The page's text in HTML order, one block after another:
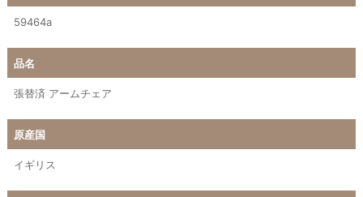
59464a
品名
張替済 アームチェア
原産国
イギリス